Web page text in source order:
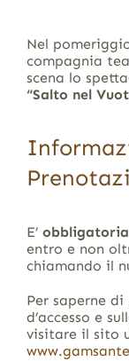
Nel
compagnia
scena lo
“Salto nel
E’ obbligatoria
entro e non
chiamando il
Per saperne
d’accesso e
visitare il sito